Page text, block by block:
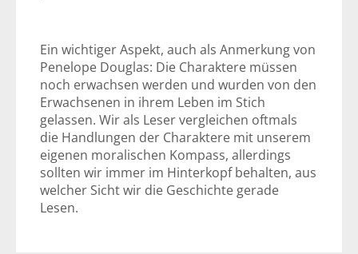
Ein wichtiger Aspekt, auch als Anmerkung von
Penelope Douglas: Die Charaktere müssen
noch erwachsen werden und wurden von den
Erwachsenen in ihrem Leben im Stich
gelassen. Wir als Leser vergleichen oftmals
die Handlungen der Charaktere mit unserem
eigenen moralischen Kompass, allerdings
sollten wir immer im Hinterkopf behalten, aus
welcher Sicht wir die Geschichte gerade
Lesen.